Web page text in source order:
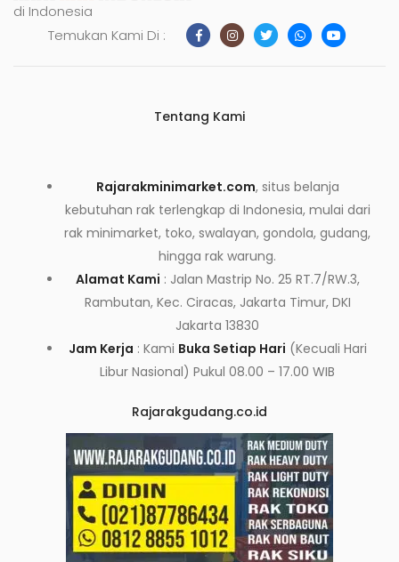
di Indonesia
Temukan Kami Di :
Tentang Kami
Rajarakminimarket.com, situs belanja
kebutuhan rak terlengkap di Indonesia, mulai dari
rak minimarket, toko, swalayan, gondola, gudang,
hingga rak warung.
Alamat Kami : Jalan Mastrip No. 25 RT.7/RW.3,
Rambutan, Kec. Ciracas, Jakarta Timur, DKI
Jakarta 13830
Jam Kerja : Kami Buka Setiap Hari (Kecuali Hari
Libur Nasional) Pukul 08.00 – 17.00 WIB
Rajarakgudang.co.id